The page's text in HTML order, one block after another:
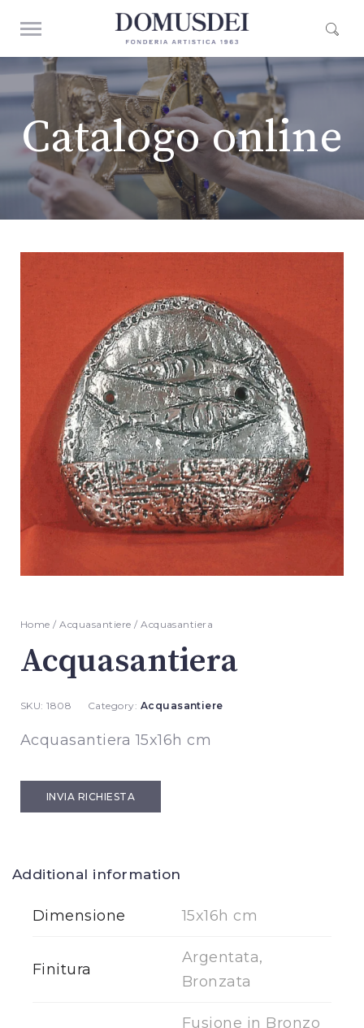
Catalogo online
Home /Acquasantiere / Acquasantiera
Acquasantiera
SKU:1808 Category: Acquasantiere
Acquasantiera 15x16h cm
INVIA RICHIESTA
Additional information
Dimensione 15x16h cm
Finitura
Argentata,
Bronzata
Fusione in Bronzo